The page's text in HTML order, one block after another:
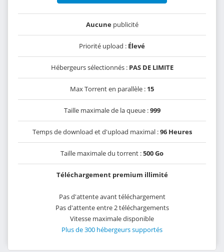
Aucunepublicité
Priorité upload : Élevé
Hébergeurs sélectionnés : PAS DE LIMITE
Max Torrent en parallèle : 15
Taille maximale de la queue :999
Temps de download et d'upload maximal :96 Heures
Taille maximale du torrent :500 Go
Téléchargement premium illimité
Pas d'attente avant téléchargement
Pas d'attente entre 2 téléchargements
Vitesse maximale disponible
Plus de 300 hébergeurs supportés